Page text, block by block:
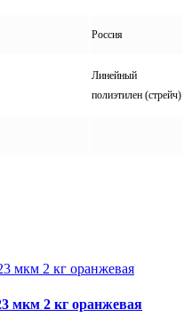
Россия
Линейный
полиэтилен (стрейч)
мкм 2 кг оранжевая